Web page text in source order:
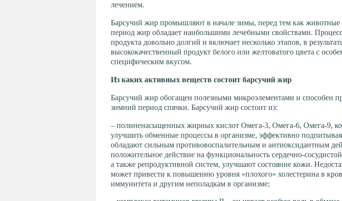
лечением.
Барсучий жир промышляют в начале зимы, перед тем как животные
период жир обладает наибольшими лечебными свойствами.
продукта довольно долгий и включает несколько этапов, в
высококачественный продукт белого или желтоватого цвета с
специфическим вкусом.
Из каких активных веществ состоит барсучий жир
Барсучий жир обогащен полезными микроэлементами и способен
зимний период спячки. Барсучий жир состоит из:
– полиненасыщенных жирных кислот Омега-3, Омега-6, Омега-9,
улучшить обменные процессы в организме, эффективно
обладают сильным противовоспалительным и антиоксидантным
положительное действие на функциональность сердечно-
а также репродуктивной систем, улучшают состояние кожи.
может привести к повышению уровня «плохого» холестерина в
иммунитета и другим неполадкам в организме;